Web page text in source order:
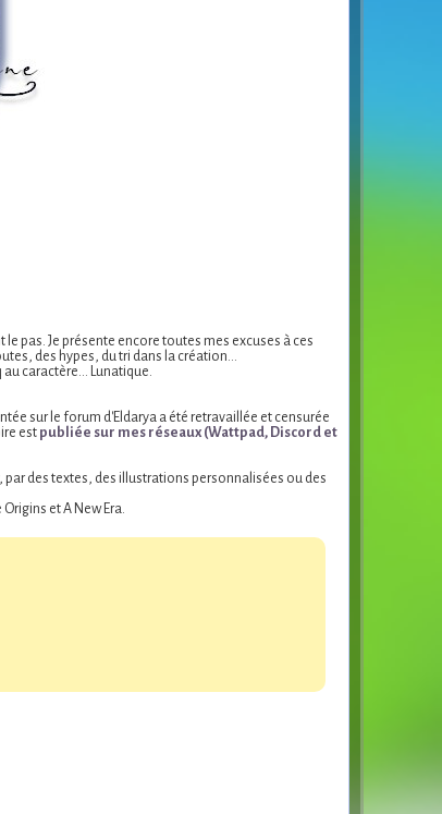
pas. Je présente encore toutes mes excuses à ces
des hypes, du tri dans la création…
caractère… Lunatique.
sur le forum d'Eldarya a été retravaillée et censurée
est publiée sur mes réseaux (Wattpad, Discord et
des textes, des illustrations personnalisées ou des
et A New Era.